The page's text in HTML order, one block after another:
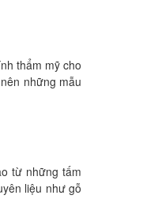
thẩm mỹ cho
những mẫu
từ những tấm
liệu như gỗ